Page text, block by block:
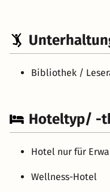
Bibliothek /
Hoteltyp/ -
Hotel nur für
Wellness-Hotel